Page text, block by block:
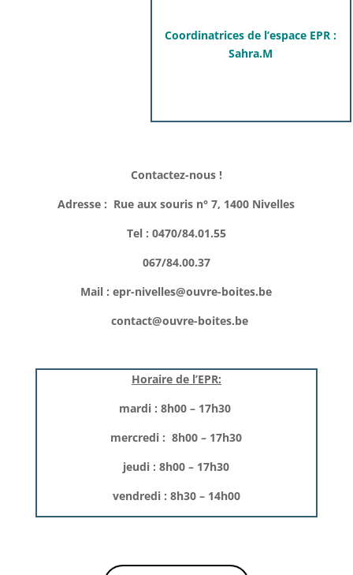
Coordinatrices de l’espace EPR :
Sahra.M
Contactez-nous !
Adresse : Rue aux souris n° 7, 1400 Nivelles
Tel : 0470/84.01.55
067/84.00.37
Mail :epr-nivelles@ouvre-boites.be
contact@ouvre-boites.be
Horaire de l’EPR:
mardi : 8h00 – 17h30
mercredi : 8h00 – 17h30
jeudi : 8h00 – 17h30
vendredi : 8h30 – 14h00